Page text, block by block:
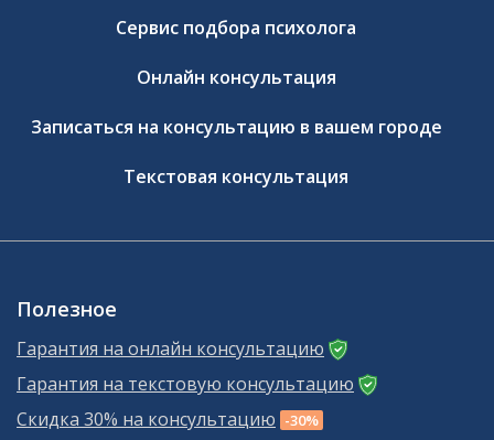
Сервис подбора психолога
Онлайн консультация
Записаться на консультацию в вашем городе
Текстовая консультация
Полезное
Гарантия на онлайн консультацию
Гарантия на текстовую консультацию
Скидка 30% на консультацию -30%